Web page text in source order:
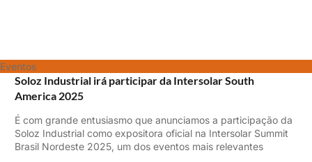
Eventos
Soloz Industrial irá participar da Intersolar South
America 2025
É com grande entusiasmo que anunciamos a participação da
Soloz Industrial como expositora oficial na Intersolar Summit
Brasil Nordeste 2025, um dos eventos mais relevantes